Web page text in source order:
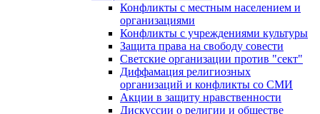
Конфликты с местным населением и
организациями
Конфликты с учреждениями культуры
Защита права на свободу совести
Светские организации против "сект"
Диффамация религиозных
организаций и конфликты со СМИ
Акции в защиту нравственности
Дискуссии о религии и обществе